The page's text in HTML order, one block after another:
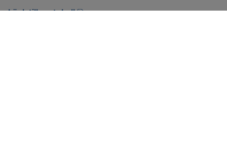
Länk till protokoll
pdf, 2.9 MB, öppnas i nytt fönster.